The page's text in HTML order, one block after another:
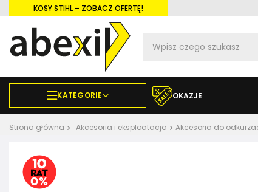
KOSY STIHL – ZOBACZ OFERTĘ!
KATEGORIE OKAZJE
Strona główna Akcesoria i eksploatacja Akcesoria do